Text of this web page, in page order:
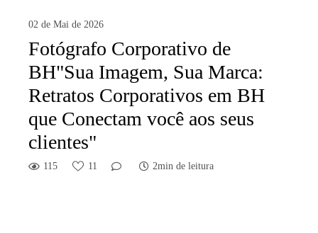
02 de Mai de 2026
Fotógrafo Corporativo de
BH"Sua Imagem, Sua Marca:
Retratos Corporativos em BH
que Conectam você aos seus
clientes"
115 11 2min de leitura